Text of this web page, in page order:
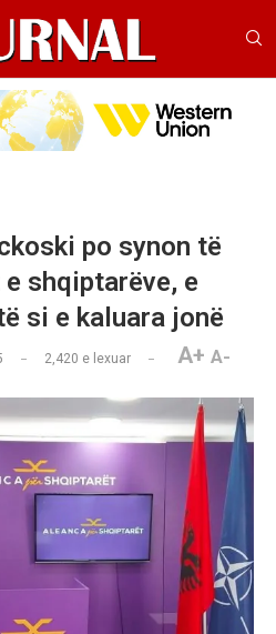
po synon të
shqiptarëve, e
si e kaluara jonë
2,420 e lexuar A+ A-